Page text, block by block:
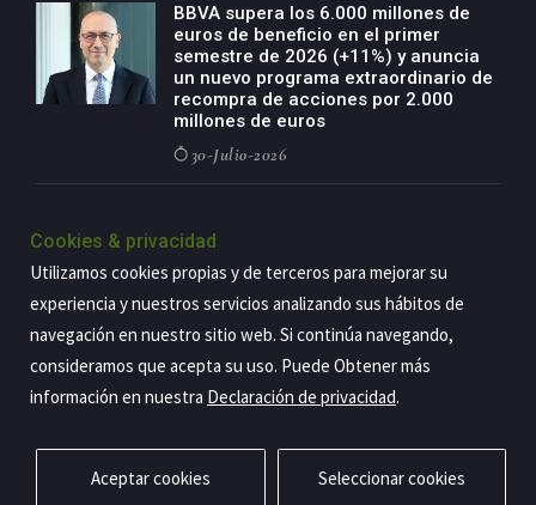
BBVA supera los 6.000 millones de
euros de beneficio en el primer
semestre de 2026 (+11%) y anuncia
un nuevo programa extraordinario de
recompra de acciones por 2.000
millones de euros
30-Julio-2026
negocio agro con un modelo global
países
29-Julio-2026
Privacidad Aviso legal Política de cookies Contacto
Cookies & privacidad
Utilizamos cookies propias y de terceros para mejorar su
experiencia y nuestros servicios analizando sus hábitos de
navegación en nuestro sitio web. Si continúa navegando,
consideramos que acepta su uso. Puede Obtener más
información en nuestra Declaración de privacidad.
Aceptar cookies Seleccionar cookies